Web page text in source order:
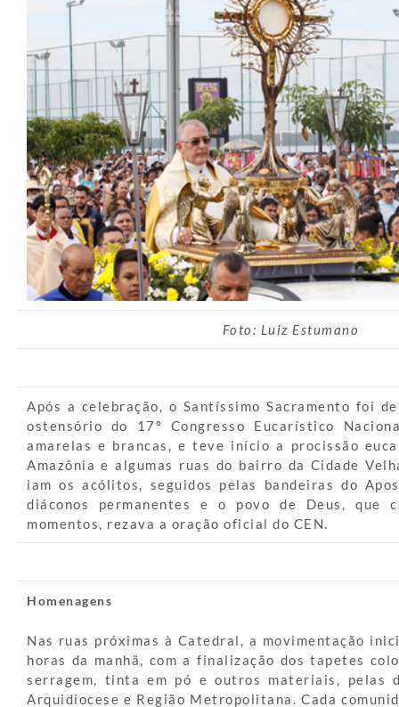
Foto: Luiz Estumano
Após a celebração, o Santíssimo Sacramento foi
ostensório do 17º Congresso Eucarístico
amarelas e brancas, e teve início a procissão
Amazônia e algumas ruas do bairro da Cidade
iam os acólitos, seguidos pelas bandeiras do
diáconos permanentes e o povo de Deus, que
momentos, rezava a oração oficial do CEN.
Homenagens
Nas ruas próximas à Catedral, a movimentação
horas da manhã, com a finalização dos tapetes
serragem, tinta em pó e outros materiais, pelas
Arquidiocese e Região Metropolitana. Cada